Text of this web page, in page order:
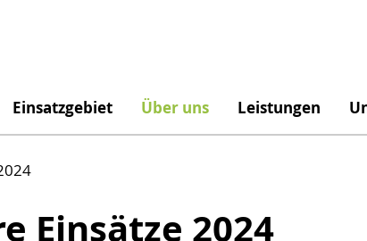
Einsatzgebiet Über uns Leistungen
Einsätze 2024